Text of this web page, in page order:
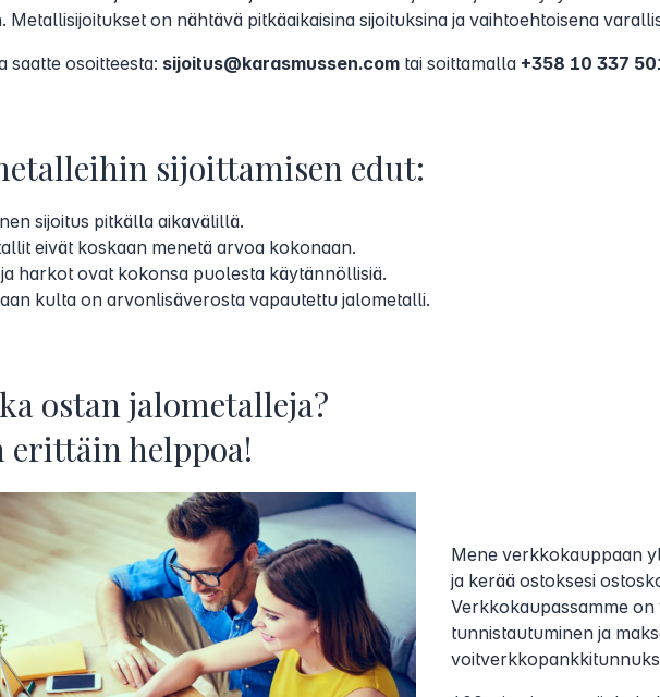
Metallisijoitukset on nähtävä pitkäaikaisina sijoituksina ja vaihtoehtoisena
saatte osoitteesta: sijoitus@karasmussen.com tai soittamalla +358 10 337
sijoittamisen edut:
sijoitus pitkälla aikavälillä.
eivät koskaan menetä arvoa kokonaan.
harkot ovat kokonsa puolesta käytännöllisiä.
kulta on arvonlisäverosta vapautettu jalometalli.
ostan jalometalleja?
erittäin helppoa!
Mene verkkokauppaan
ja kerää ostoksesi
Verkkokaupassamme
tunnistautuminen ja